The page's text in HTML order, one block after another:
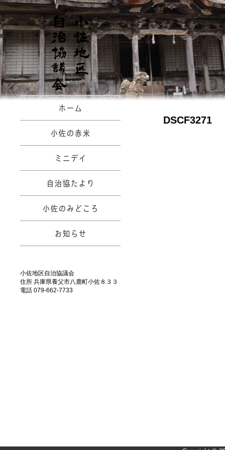
ホーム
小佐の赤米
ミニデイ
自治協たより
小佐のみどころ
お知らせ
小佐地区自治協議会
住所 兵庫県養父市八鹿町小佐８３３
電話 079-662-7733
DSCF3271